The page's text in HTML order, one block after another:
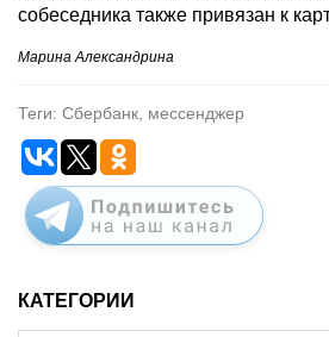
собеседника также привязан к
Марина Александрина
Теги: Сбербанк, мессенджер
КАТЕГОРИИ